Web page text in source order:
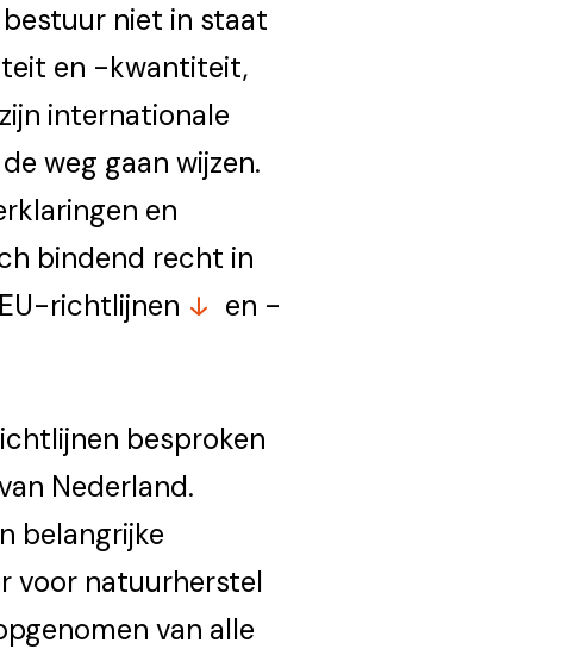
niet in staat
en -kwantiteit,
internationale
weg gaan wijzen.
en
bindend recht in
EU-richtlijnen
en -
besproken
Nederland.
belangrijke
voor natuurherstel
van alle